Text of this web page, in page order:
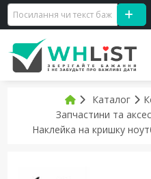
Каталог
Запчастини та
Наклейка на кришку